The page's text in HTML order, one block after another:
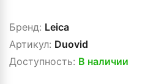
Бренд: Leica
Артикул: Duovid
Доступность: В наличии